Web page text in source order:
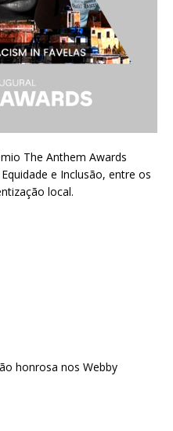
The Anthem Awards
e Inclusão, entre os
local.
honrosa nos Webby